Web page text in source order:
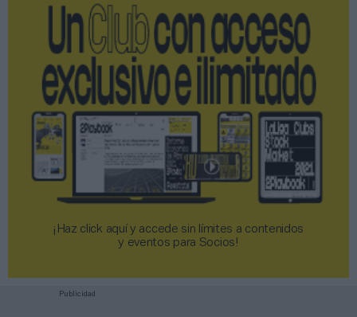
¡Haz click aquí y accede sin límites a contenidos
y eventos para Socios!​​​​​​​
Publicidad